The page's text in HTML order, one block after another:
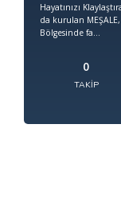
Hayatınızı
da kurulan
Bölgesinde fa...
0
TAKIP